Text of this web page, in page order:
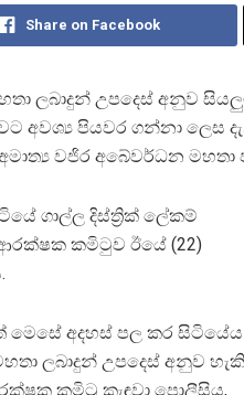
Share on Facebook
මහතා ලබාදුන් උපදෙස් අනුව
අවශ්‍ය පියවර ගන්නා ලෙස
වජිර අබේවර්ධන මහතා
ගාල්ල දිස්ත්‍රික් ලේකම්
ආරක්ෂක කමිටුව ඊයේ (22)
මෙසේ අදහස් පල කර සිටියේය
ලබාදුන් උපදෙස් අනුව හැකි
කමිටු කැඳවා පොලීසිය,